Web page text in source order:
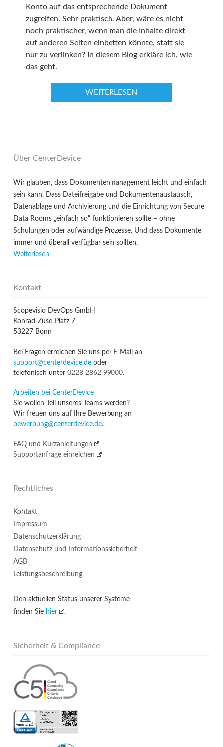
Konto auf das entsprechende Dokument
zugreifen. Sehr praktisch. Aber, wäre es nicht
noch praktischer, wenn man die Inhalte direkt
auf anderen Seiten einbetten könnte, statt sie
nur zu verlinken? In diesem Blog erkläre ich, wie
das geht.
WEITERLESEN
Über CenterDevice
Wir glauben, dass Dokumentenmanagement leicht und einfach
sein kann. Dass Dateifreigabe und Dokumentenaustausch,
Datenablage und Archivierung und die Einrichtung von Secure
Data Rooms „einfach so“ funktionieren sollte – ohne
Schulungen oder aufwändige Prozesse. Und dass Dokumente
immer und überall verfügbar sein sollten.
Weiterlesen
Kontakt
Scopevisio DevOps GmbH
Konrad-Zuse-Platz 7
53227 Bonn
Bei Fragen erreichen Sie uns per E-Mail an
support@centerdevice.deoder
telefonisch unter 0228 2862 99000.
Arbeiten bei CenterDevice
Sie wollen Teil unseres Teams werden?
Wir freuen uns auf Ihre Bewerbung an
bewerbung@centerdevice.de.
FAQ und Kurzanleitungen
Supportanfrage einreichen
Rechtliches
Kontakt
Impressum
Datenschutzerklärung
Datenschutz und Informationssicherheit
AGB
Leistungsbeschreibung
Den aktuellen Status unserer Systeme
finden Sie hier .
Sicherheit & Compliance